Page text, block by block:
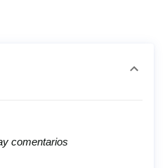
comentarios